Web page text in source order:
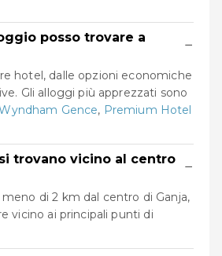
posso trovare a
−
hotel, dalle opzioni economiche
Gli alloggi più apprezzati sono
Gence, Premium Hotel
trovano vicino al centro
−
di 2 km dal centro di Ganja,
vicino ai principali punti di